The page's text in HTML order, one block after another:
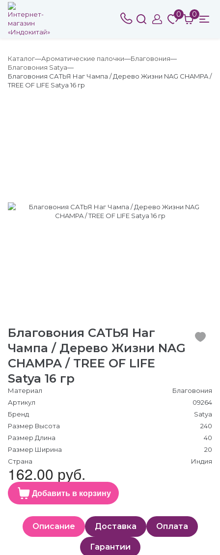
0 0
Каталог Ароматические палочки
Благовония
Благовония Satya
Благовония САТЬЯ Наг Чампа / Дерево Жизни NAG CHAMPA /
TREE OF LIFE Satya 16 гр
Благовония САТЬЯ Наг
Чампа / Дерево Жизни NAG
CHAMPA / TREE OF LIFE
Satya 16 гр
Материал
Благовония
Артикул
09264
Бренд
Satya
Размер Высота
240
Размер Длина
40
Размер Ширина
20
Страна
Индия
162.00 руб.
Добавить в корзину
Описание Доставка Оплата
Гарантии